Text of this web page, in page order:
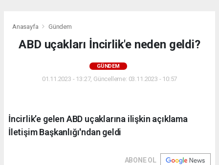
Anasayfa Gündem
ABD uçakları İncirlik'e neden geldi?
GÜNDEM
01.11.2023 - 13:27, Güncelleme: 03.11.2023 - 10:57
İncirlik’e gelen ABD uçaklarına ilişkin açıklama
İletişim Başkanlığı'ndan geldi
ABONE OL